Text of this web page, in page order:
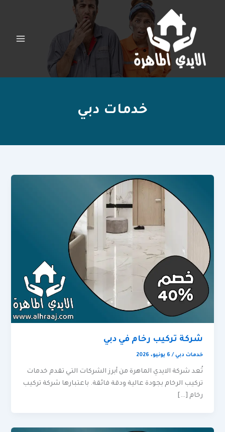
خدمات دبي
شركة تركيب رخام في دبي
خدمات دبي / 6 يونيو، 2026
تُعد شركة الايدي الماهرة من أبرز الشركات التي تقدم خدمات
تركيب الرخام بجودة عالية ودقة فائقة. باعتبارها شركة تركيب
رخام […]